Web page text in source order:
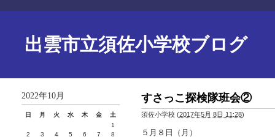
出雲市立須佐小学校ブログ
すさっこ探検隊班会②
須佐小学校 (2017年5月 8日 11:28)
５月８日（月）
2022年10月
日 月 火 水 木 金
土
1
2
3 4 5 6 7
8